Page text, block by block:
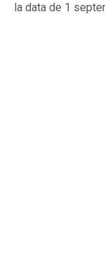
la data de 1